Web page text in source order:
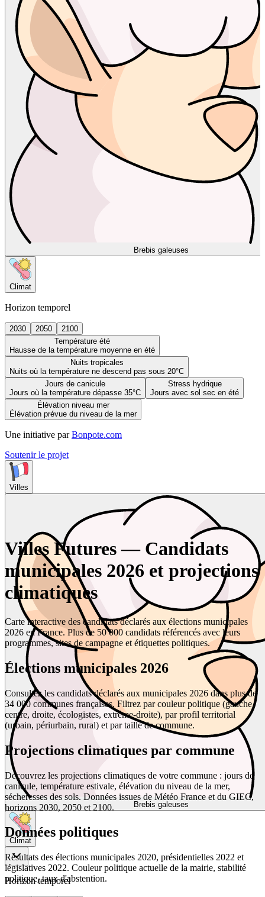
Brebis galeuses
Climat
Horizon temporel
2030 2050
2100
Température été
Hausse de la température moyenne en été
Nuits tropicales
Nuits où la température ne descend pas sous 20°C
Jours de canicule
Jours où la température dépasse 35°C
Stress hydrique
Jours avec sol sec en été
Élévation niveau mer
Élévation prévue du niveau de la mer
Une initiative par Bonpote.com
Soutenir le projet
Villes
Brebis galeuses
Climat
Horizon temporel
Villes Futures — Candidats
municipales 2026 et projections
climatiques
Carte interactive des candidats déclarés aux élections municipales
2026 en France. Plus de 50 000 candidats référencés avec leurs
programmes, sites de campagne et étiquettes politiques.
Élections municipales 2026
Consultez les candidats déclarés aux municipales 2026 dans plus de
34 000 communes françaises. Filtrez par couleur politique (gauche,
centre, droite, écologistes, extrême-droite), par profil territorial
(urbain, périurbain, rural) et par taille de commune.
Projections climatiques par commune
Découvrez les projections climatiques de votre commune : jours de
canicule, température estivale, élévation du niveau de la mer,
sécheresses des sols. Données issues de Météo France et du GIEC,
horizons 2030, 2050 et 2100.
Données politiques
Résultats des élections municipales 2020, présidentielles 2022 et
législatives 2022. Couleur politique actuelle de la mairie, stabilité
politique, taux d'abstention.